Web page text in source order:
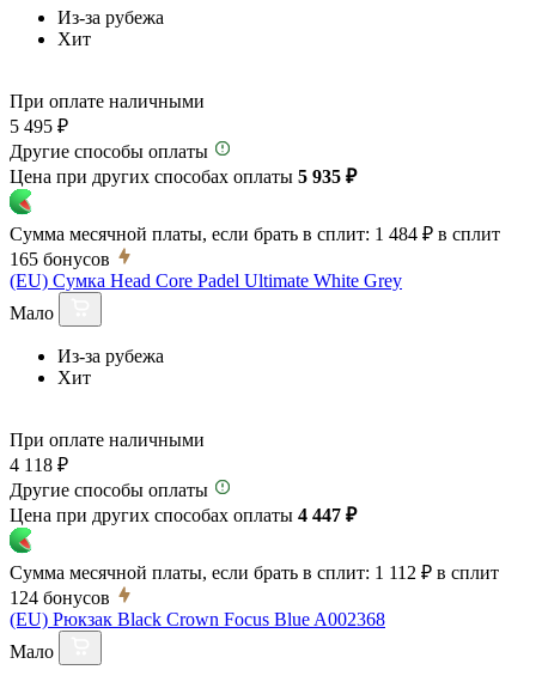
Из-за рубежа
Хит
При оплате наличными
5 495 ₽
Другие способы оплаты
Цена при других способах оплаты 5 935 ₽
Сумма месячной платы, если брать в сплит: 1 484 ₽ в сплит
165 бонусов
(EU) Сумка Head Core Padel Ultimate White Grey
Мало
Из-за рубежа
Хит
При оплате наличными
4 118 ₽
Другие способы оплаты
Цена при других способах оплаты 4 447 ₽
Сумма месячной платы, если брать в сплит: 1 112 ₽ в сплит
124 бонусов
(EU) Рюкзак Black Crown Focus Blue A002368
Мало